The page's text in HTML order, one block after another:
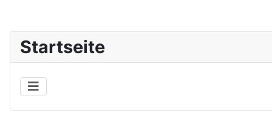
Startseite